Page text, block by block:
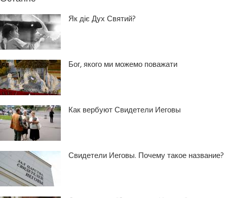
Як діє Дух Святий?
Бог, якого ми можемо поважати
Как вербуют Свидетели Иеговы
Свидетели Иеговы. Почему такое название?